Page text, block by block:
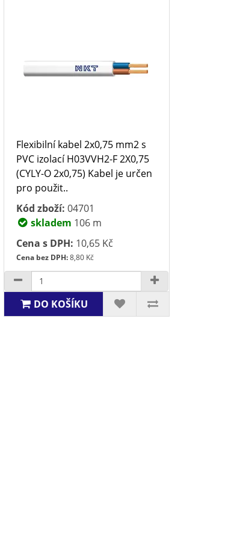
Flexibilní kabel 2x0,75 mm2 s
PVC izolací H03VVH2-F 2X0,75
(CYLY-O 2x0,75) Kabel je určen
pro použit..
Kód zboží: 04701
skladem 106 m
Cena s DPH: 10,65 Kč
Cena bez DPH:8,80 Kč
DO KOŠÍKU